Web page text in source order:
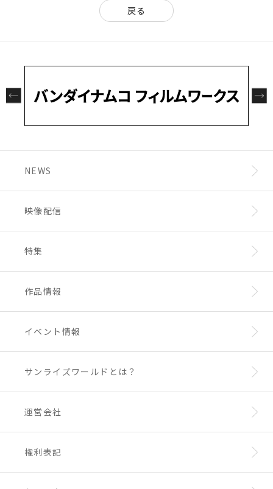
戻る
NEWS
映像配信
特集
作品情報
イベント情報
サンライズワールドとは？
運営会社
権利表記